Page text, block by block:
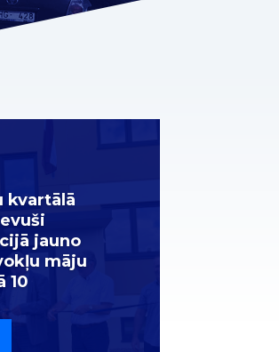
kvartālā
jauno
māju
10